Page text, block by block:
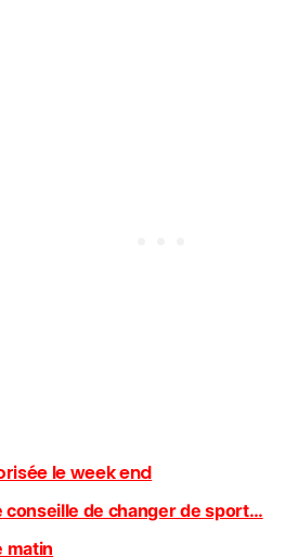
le week end
de changer de sport…
matin